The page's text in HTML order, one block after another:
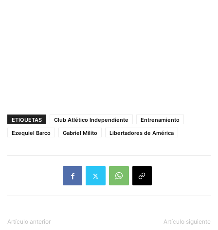
ETIQUETAS Club Atlético Independiente
Entrenamiento
Ezequiel Barco
Gabriel Milito Libertadores de América
Artículo anterior Artículo siguiente